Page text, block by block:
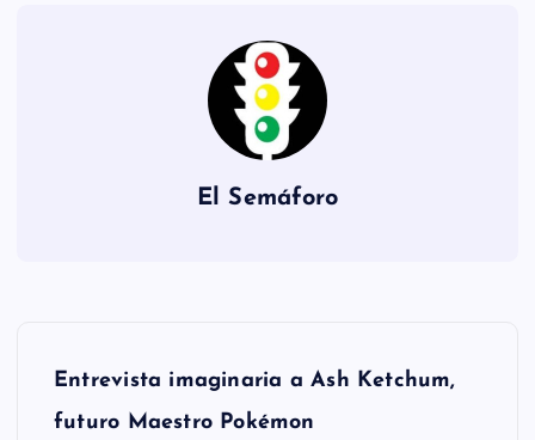
El Semáforo
Entrevista imaginaria a Ash Ketchum,
futuro Maestro Pokémon